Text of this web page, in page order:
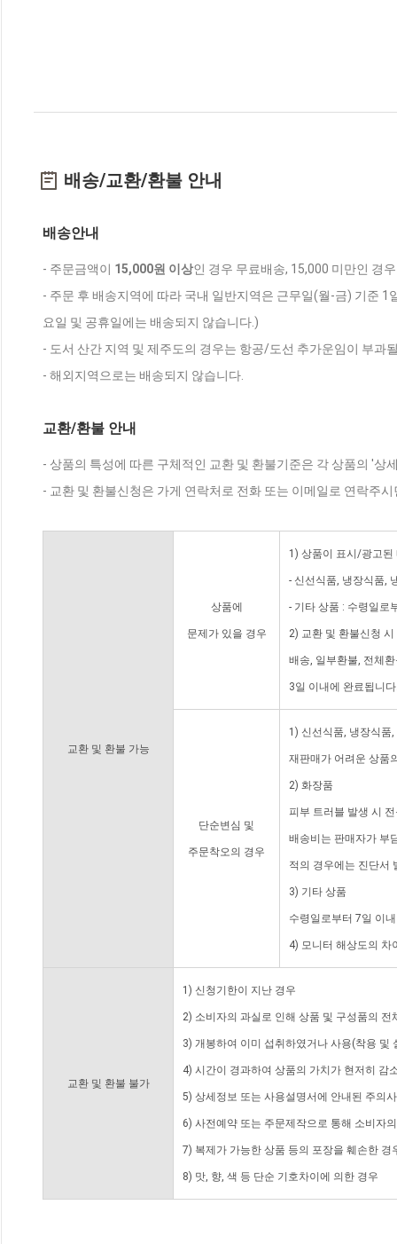
배송/교환/환불 안내
배송안내
- 주문금액이 15,000원 이상인 경우 무료배송, 15,000 미만인 경
- 주문 후 배송지역에 따라 국내 일반지역은 근무일(월-금) 기준
요일 및 공휴일에는 배송되지 않습니다.)
- 도서 산간 지역 및 제주도의 경우는 항공/도선 추가운임이 부과
- 해외지역으로는 배송되지 않습니다.
교환/환불 안내
- 상품의 특성에 따른 구체적인 교환 및 환불기준은 각 상품의 '상
- 교환 및 환불신청은 가게 연락처로 전화 또는 이메일로 연락주
교환 및 환불 가능
상품에
문제가 있을 경우
1) 상품이 표시/광고된
- 신선식품, 냉장식품,
- 기타 상품 : 수령일로
2) 교환 및 환불신청
배송, 일부환불, 전체
3일 이내에 완료됩니
단순변심 및
주문착오의 경우
1) 신선식품, 냉장식품
재판매가 어려운 상품
2) 화장품
피부 트러블 발생 시
배송비는 판매자가 부
적의 경우에는 진단서
3) 기타 상품
수령일로부터 7일 이
4) 모니터 해상도의 차
교환 및 환불 불가
1) 신청기한이 지난 경우
2) 소비자의 과실로 인해 상품 및 구성품의
3) 개봉하여 이미 섭취하였거나 사용(착용 및
4) 시간이 경과하여 상품의 가치가 현저히 감
5) 상세정보 또는 사용설명서에 안내된 주의
6) 사전예약 또는 주문제작으로 통해 소비자
7) 복제가 가능한 상품 등의 포장을 훼손한 경
8) 맛, 향, 색 등 단순 기호차이에 의한 경우